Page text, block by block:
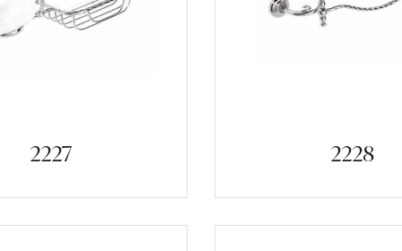
2227 2228